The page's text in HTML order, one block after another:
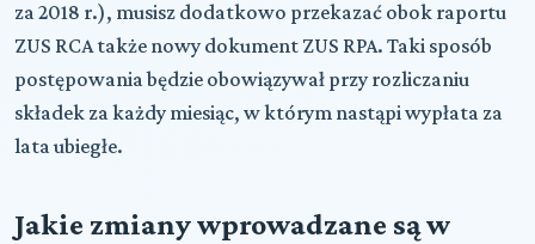
za 2018 r.), musisz dodatkowo przekazać obok raportu
ZUS RCA także nowy dokument ZUS RPA. Taki sposób
postępowania będzie obowiązywał przy rozliczaniu
składek za każdy miesiąc, w którym nastąpi wypłata za
lata ubiegłe.
Jakie zmiany wprowadzane są w